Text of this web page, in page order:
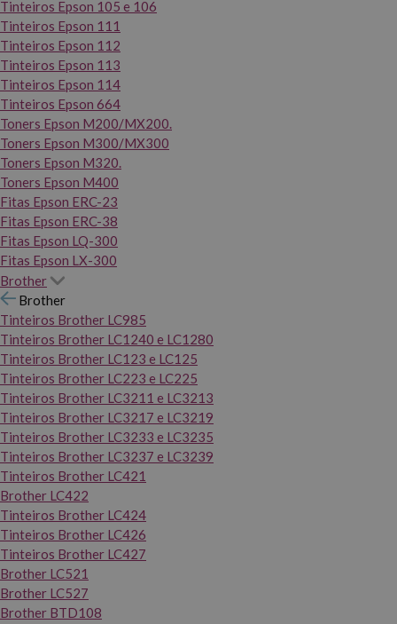
Tinteiros Epson 105 e 106
Tinteiros Epson 111
Tinteiros Epson 112
Tinteiros Epson 113
Tinteiros Epson 114
Tinteiros Epson 664
Toners Epson M200/MX200.
Toners Epson M300/MX300
Toners Epson M320.
Toners Epson M400
Fitas Epson ERC-23
Fitas Epson ERC-38
Fitas Epson LQ-300
Fitas Epson LX-300
Brother
Brother
Tinteiros Brother LC985
Tinteiros Brother LC1240 e LC1280
Tinteiros Brother LC123 e LC125
Tinteiros Brother LC223 e LC225
Tinteiros Brother LC3211 e LC3213
Tinteiros Brother LC3217 e LC3219
Tinteiros Brother LC3233 e LC3235
Tinteiros Brother LC3237 e LC3239
Tinteiros Brother LC421
Brother LC422
Tinteiros Brother LC424
Tinteiros Brother LC426
Tinteiros Brother LC427
Brother LC521
Brother LC527
Brother BTD108